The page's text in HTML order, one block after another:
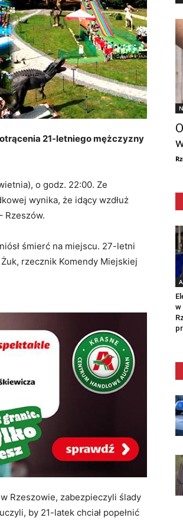
21-letniego mężczyzny
o godz. 22:00. Ze
wynika, że idący wzdłuż
Rzeszów.
śmierć na miejscu. 27-letni
rzecznik Komendy Miejskiej
Rzeszowie, zabezpieczyli ślady
by 21-latek chciał popełnić
w